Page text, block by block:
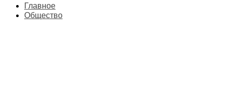
Главное
Общество